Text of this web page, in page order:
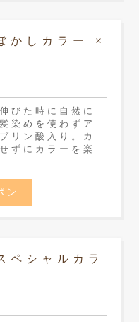
かしカラー ×
びた時に自然に
染めを使わずア
リン酸入り。カ
ずにカラーを楽
ン
シャルカラ